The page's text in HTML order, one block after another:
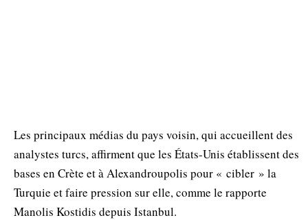
Les principaux médias du pays voisin, qui accueillent des
analystes turcs, affirment que les États-Unis établissent des
bases en Crète et à Alexandroupolis pour « cibler » la
Turquie et faire pression sur elle, comme le rapporte
Manolis Kostidis depuis Istanbul.